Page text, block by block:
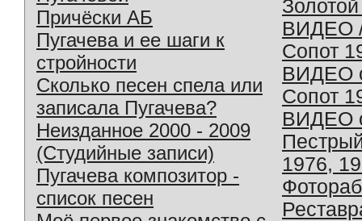
Причёски АБ
Пугачева и ее шаги к
стройности
Сколько песен спела или
записала Пугачева?
Неизданное 2000 - 2009
(Студийные записи)
Пугачева композитор -
список песен
ВИДЕО
Сопот
ВИДЕО
Сопот
ВИДЕО
1976,